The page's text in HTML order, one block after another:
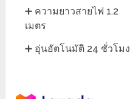
➕ ความยาวสายไฟ 1.2
เมตร
➕ อุ่นอัตโนมัติ 24 ชั่วโมง